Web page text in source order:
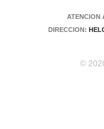
ATENCION
DIRECCION:
©